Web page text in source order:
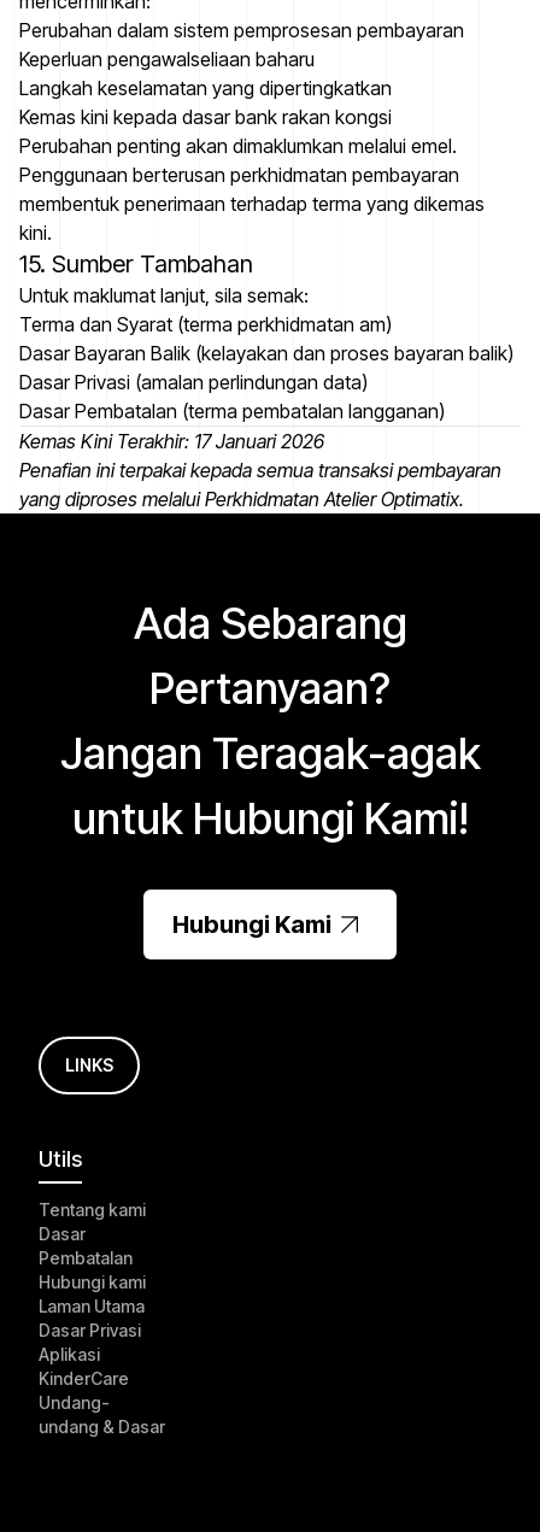
Perubahan dalam sistem pemprosesan pembayaran
Keperluan pengawalseliaan baharu
Langkah keselamatan yang dipertingkatkan
Kemas kini kepada dasar bank rakan kongsi
Perubahan penting akan dimaklumkan melalui emel.
Penggunaan berterusan perkhidmatan pembayaran
membentuk penerimaan terhadap terma yang dikemas
kini.
15. Sumber Tambahan
Untuk maklumat lanjut, sila semak:
Terma dan Syarat (terma perkhidmatan am)
Dasar Bayaran Balik (kelayakan dan proses bayaran balik)
Dasar Privasi (amalan perlindungan data)
Dasar Pembatalan (terma pembatalan langganan)
Kemas Kini Terakhir: 17 Januari 2026
Penafian ini terpakai kepada semua transaksi pembayaran
yang diproses melalui Perkhidmatan Atelier Optimatix.
Ada Sebarang
Pertanyaan?
Jangan Teragak-agak
untuk Hubungi Kami!
Hubungi Kami
LINKS
Utils
Tentang kami
Dasar
Pembatalan
Hubungi kami
Laman Utama
Dasar Privasi
Aplikasi
KinderCare
Undang-
undang & Dasar